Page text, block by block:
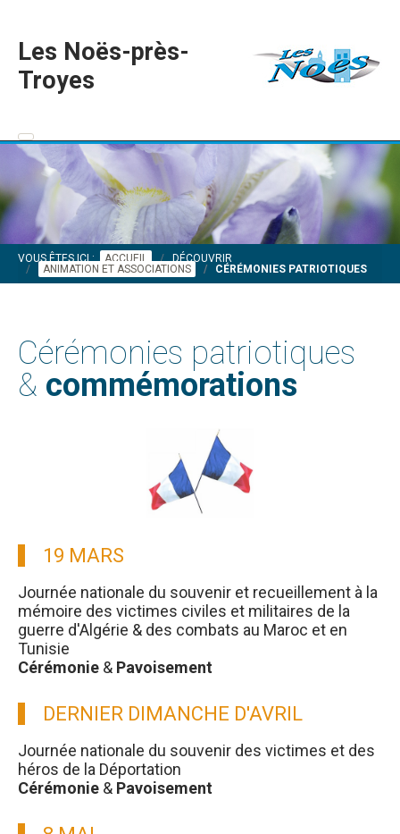
Les Noës-près-
Troyes
VOUS ÊTES ICI : ACCUEIL
DÉCOUVRIR
ANIMATION ET ASSOCIATIONS
CÉRÉMONIES PATRIOTIQUES
Cérémonies patriotiques
& commémorations
19 MARS
Journée nationale du souvenir et recueillement à la
mémoire des victimes civiles et militaires de la
guerre d'Algérie & des combats au Maroc et en
Tunisie
Cérémonie & Pavoisement
DERNIER DIMANCHE D'AVRIL
Journée nationale du souvenir des victimes et des
héros de la Déportation
Cérémonie & Pavoisement